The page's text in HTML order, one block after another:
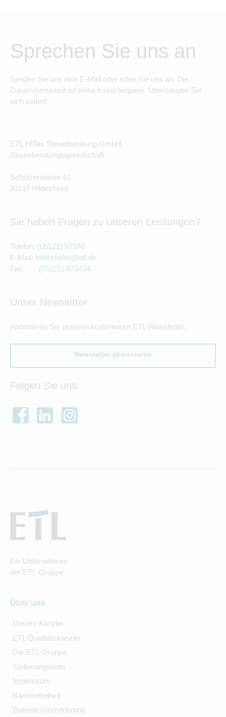
Sprechen Sie uns an
Senden Sie uns eine E-Mail oder rufen Sie uns an. Die
Zusammenarbeit ist einfach und bequem. Überzeugen Sie
sich selbst!
ETL HITax Steuerberatung GmbH
Steuerberatungsgesellschaft
Schützenwiese 41
31137 Hildesheim
Sie haben Fragen zu unseren Leistungen?
Telefon: (05121) 97340
E-Mail: hildesheim@etl.de
Fax: (05121) 973434
Unser Newsletter
Abonnieren Sie unseren kostenlosen ETL-Newsletter.
Newsletter abonnieren
Folgen Sie uns
Ein Unternehmen
der ETL-Gruppe
Über uns
Unsere Kanzlei
ETL Qualitätskanzlei
Die ETL-Gruppe
Stellenangebote
Impressum
Barrierefreiheit
Datenschutzerklärung